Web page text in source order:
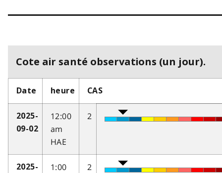
Cote air santé observations (un jour).
Date heure CAS
2025-
09-02
12:00
am
HAE
2
2025-
1:00
2